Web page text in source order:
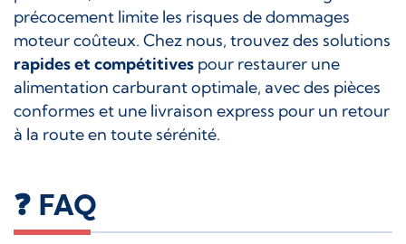
précocement limite les risques de dommages
moteur coûteux. Chez nous, trouvez des solutions
rapides et compétitives pour restaurer une
alimentation carburant optimale, avec des pièces
conformes et une livraison express pour un retour
à la route en toute sérénité.
❓ FAQ